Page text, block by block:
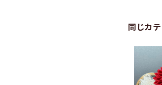
同じカ